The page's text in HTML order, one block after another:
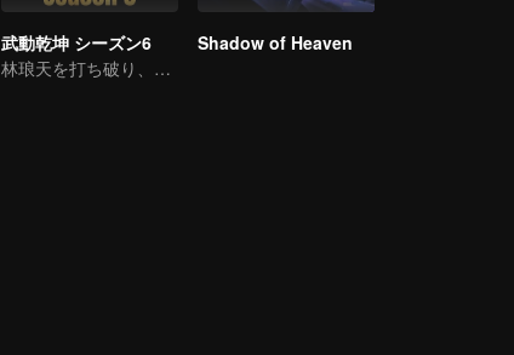
武動乾坤 シーズン6
林琅天を打ち破り、頂点に立つ。
Shadow of Heaven